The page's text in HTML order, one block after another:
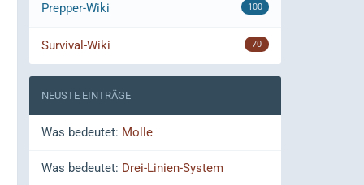
Prepper-Wiki 100
Survival-Wiki 70
NEUSTE EINTRÄGE
Was bedeutet: Molle
Was bedeutet: Drei-Linien-System